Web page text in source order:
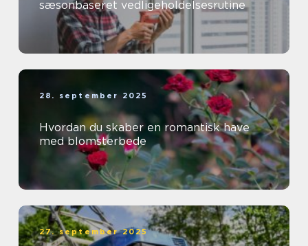
sæsonbaseret vedligeholdelsesrutine
28. september 2025
Hvordan du skaber en romantisk have
med blomsterbede
27. september 2025